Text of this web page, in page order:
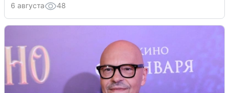
6 августа 48